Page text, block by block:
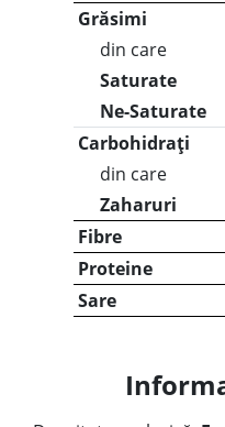
Grăsimi
din care
Saturate
Ne-Saturate
Carbohidrați
din care
Zaharuri
Fibre
Proteine
Sare